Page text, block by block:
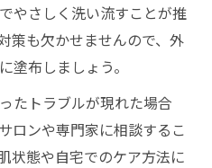
やさしく洗い流すことが推
策も欠かせませんので、外
塗布しましょう。
たトラブルが現れた場合
ロンや専門家に相談するこ
状態や自宅でのケア方法に